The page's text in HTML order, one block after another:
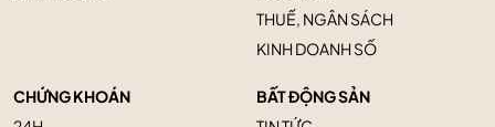
THUẾ, NGÂN SÁCH
KINH DOANH SỐ
CHỨNG KHOÁN
BẤT ĐỘNG SẢN